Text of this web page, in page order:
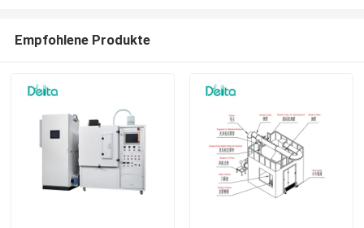
Empfohlene Produkte